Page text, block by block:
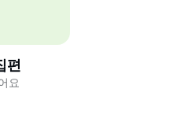
편
요